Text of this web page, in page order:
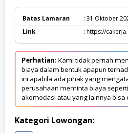
Batas Lamaran
: 31 Oktober
Link
: https://
Perhatian: Kami tidak pernah
biaya dalam bentuk apapun
ini apabila ada pihak yang
perusahaan meminta biaya
akomodasi atau yang lainnya bisa
Kategori Lowongan: